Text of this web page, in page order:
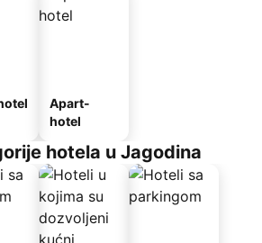
Apart-
hotel
hotela u Jagodina